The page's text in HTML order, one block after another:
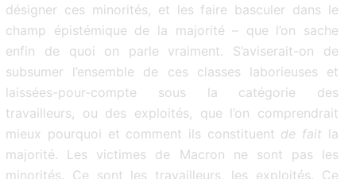
désigner ces minorités, et les faire basculer dans le
champ épistémique de la majorité – que l’on sache
enfin de quoi on parle vraiment. S’aviserait-on de
subsumer l’ensemble de ces classes laborieuses et
laissées-pour-compte sous la catégorie des
travailleurs, ou des exploités, que l’on comprendrait
mieux pourquoi et comment ils constituent de fait la
majorité. Les victimes de Macron ne sont pas les
minorités. Ce sont les travailleurs, les exploités. Ce